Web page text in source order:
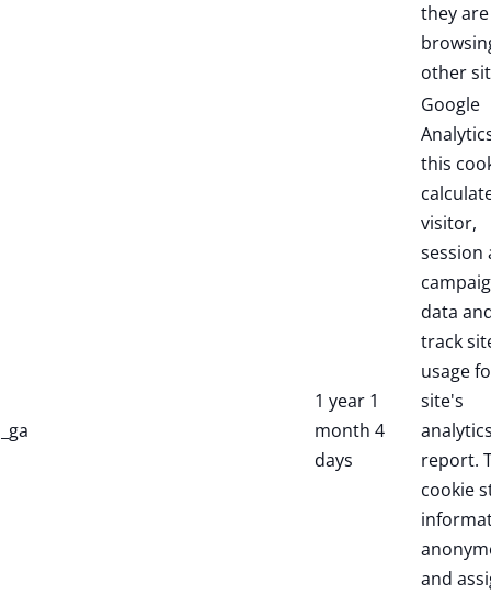
they are
other
_ga
1 year 1
month 4
days
Google
this
visitor,
session
data
track
usage
site's
report.
cookie
and